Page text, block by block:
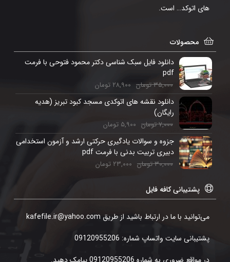
های اتوکد… است.
محصولات
دانلود فایل سبک شناسی دکتر محمود فتوحی با فرمت
pdf
۳۵,۰۰۰تومان ۲۸,۹۰۰ تومان
دانلود نقشه های اتوکدی مسجد کبود تبریز (هدیه
رایگان)
۷,۰۰۰تومان ۵,۹۰۰ تومان
جزوه و سوالات یادگیری حرکتی ارشد و آزمون استخدامی
دبیری تربیت بدنی با فرمت pdf
۳۰,۰۰۰تومان ۲۳,۰۰۰ تومان
پشتیبانی کافه فایل
می‌توانید با ما در ارتباط باشید از طریق kafefile.ir@yahoo.com
پشتیبانی سایت واتساپ شماره: 09120955206